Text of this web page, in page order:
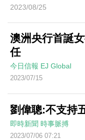
2023/08/25
澳洲央行首誕
任
今日信報 EJ Global
2023/07/15
劉偉聰:不支持
即時新聞 時事脈搏
2023/07/06 07:21